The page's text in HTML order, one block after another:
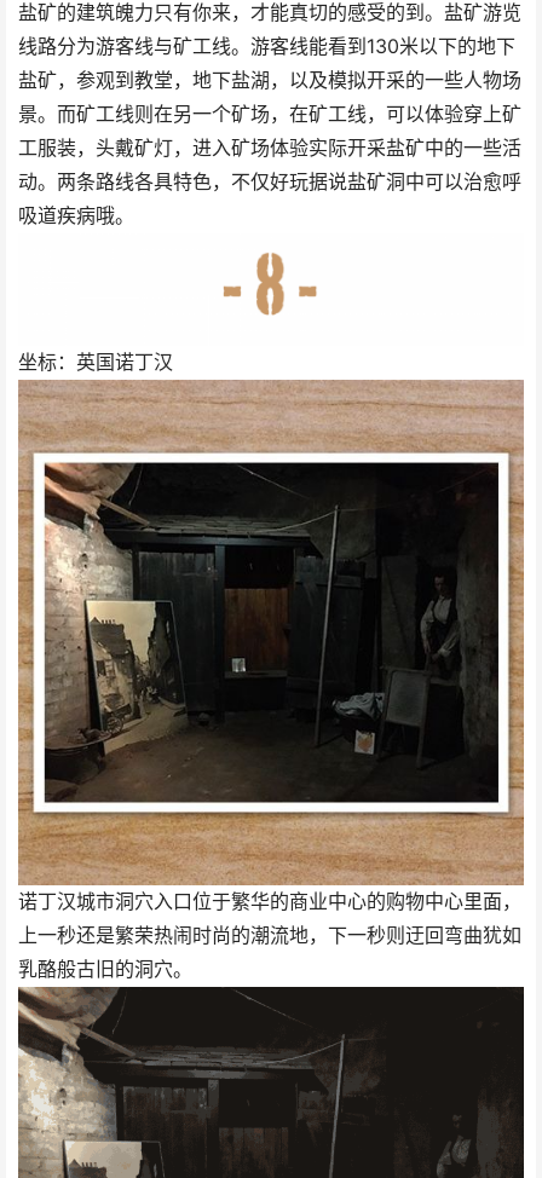
盐矿的建筑魄力只有你来，才能真切的感受的到。盐矿游览
线路分为游客线与矿工线。游客线能看到130米以下的地下
盐矿，参观到教堂，地下盐湖，以及模拟开采的一些人物场
景。而矿工线则在另一个矿场，在矿工线，可以体验穿上矿
工服装，头戴矿灯，进入矿场体验实际开采盐矿中的一些活
动。两条路线各具特色，不仅好玩据说盐矿洞中可以治愈呼
吸道疾病哦。
坐标：英国诺丁汉
诺丁汉城市洞穴入口位于繁华的商业中心的购物中心里面，
上一秒还是繁荣热闹时尚的潮流地，下一秒则迂回弯曲犹如
乳酪般古旧的洞穴。